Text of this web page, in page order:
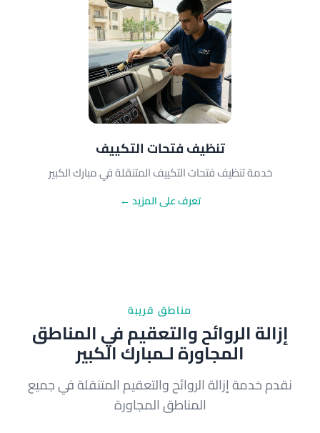
تنظيف فتحات التكييف
خدمة تنظيف فتحات التكييف المتنقلة في مبارك الكبير
تعرف على المزيد ←
مناطق قريبة
إزالة الروائح والتعقيم في المناطق
المجاورة لـمبارك الكبير
نقدم خدمة إزالة الروائح والتعقيم المتنقلة في جميع
المناطق المجاورة